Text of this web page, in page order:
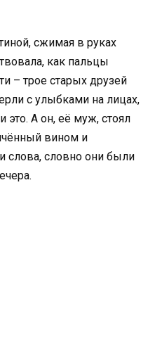
сжимая в руках
как пальцы
– трое старых друзей
с улыбками на лицах,
это. А он, её муж, стоял
вином и
слова, словно они были